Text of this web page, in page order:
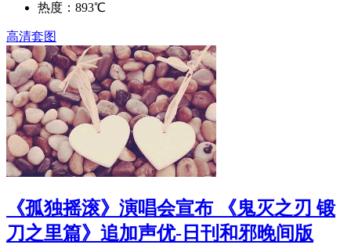
热度：893℃
高清套图
《孤独摇滚》演唱会宣布 《鬼灭之刃 锻
刀之里篇》追加声优-日刊和邪晚间版